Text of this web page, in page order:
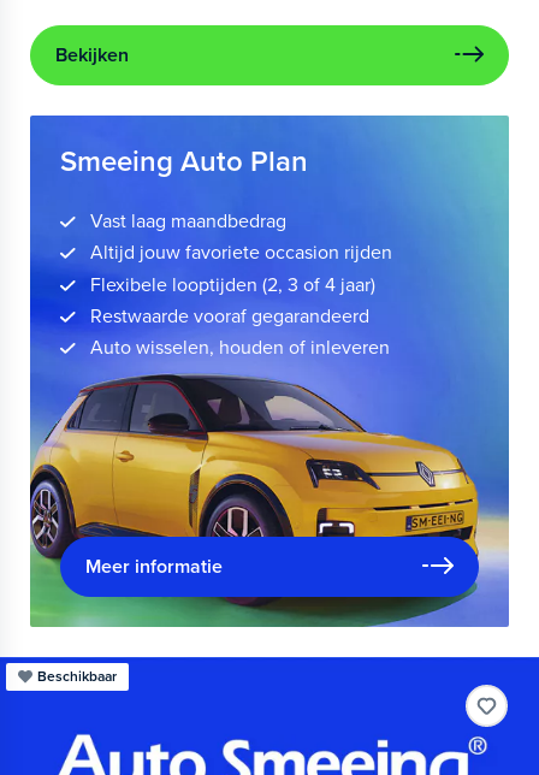
Bekijken
Smeeing Auto Plan
Vast laag maandbedrag
Altijd jouw favoriete occasion rijden
Flexibele looptijden (2, 3 of 4 jaar)
Restwaarde vooraf gegarandeerd
Auto wisselen, houden of inleveren
Meer informatie
Beschikbaar